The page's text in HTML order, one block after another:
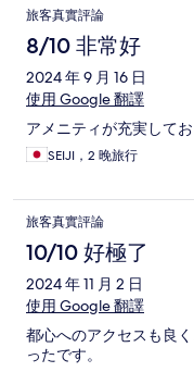
旅客真實評論
8/10 非常好
2024 年 9 月 16 日
使用 Google 翻譯
アメニティが充実して
SEIJI，2 晚旅行
旅客真實評論
10/10 好極了
2024 年 11 月 2 日
使用 Google 翻譯
都心へのアクセスも良
ったです。